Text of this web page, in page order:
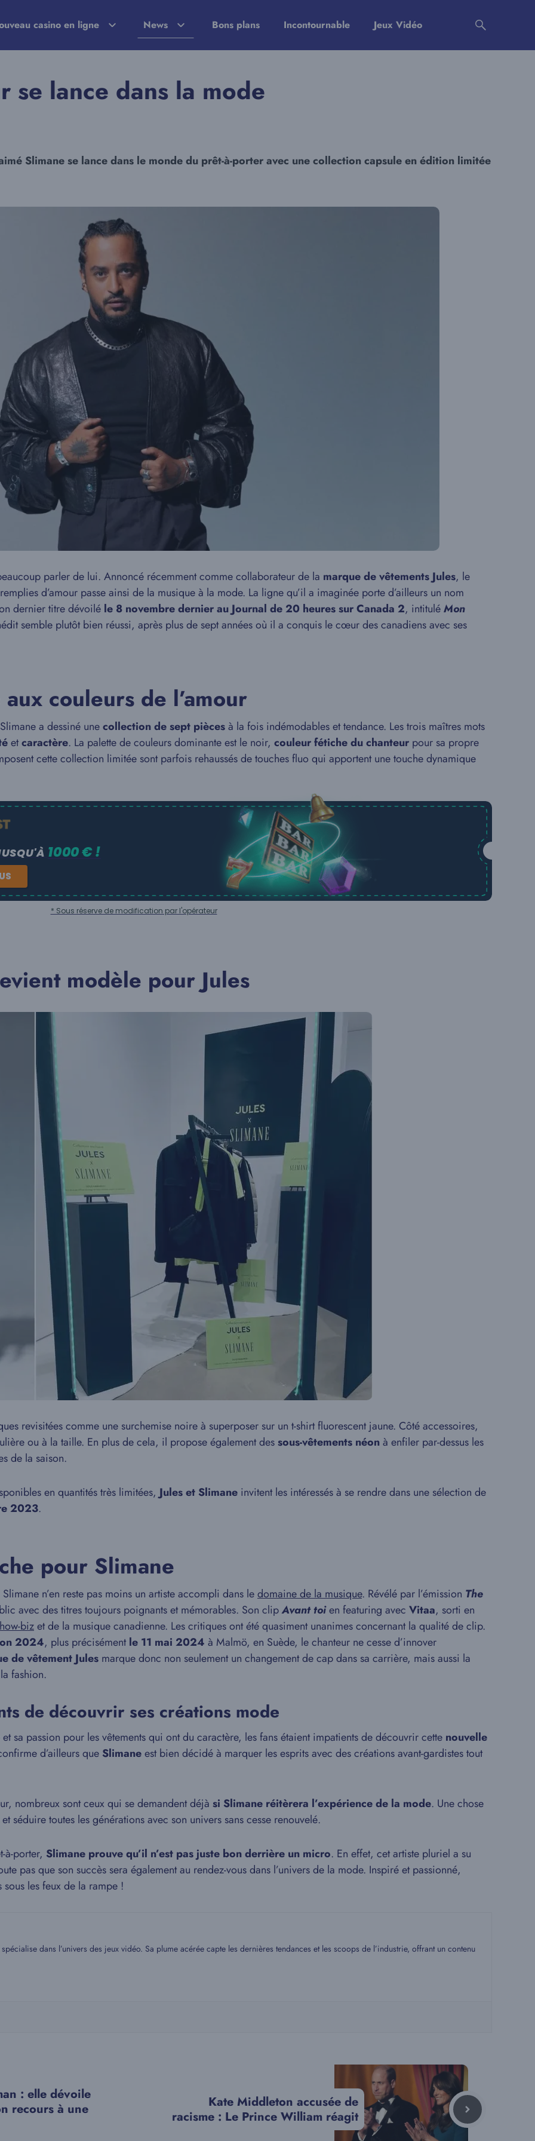
casino en ligne News Bons plans Incontournable Jeux Vidéo
se lance dans la mode
Slimane se lance dans le monde du prêt-à-porter avec une collection capsule en édition limitée
parler de lui. Annoncé récemment comme collaborateur de la marque de vêtements Jules, le
d’amour passe ainsi de la musique à la mode. La ligne qu’il a imaginée porte d’ailleurs un nom
dernier titre dévoilé le 8 novembre dernier au Journal de 20 heures sur Canada 2, intituléMon
semble plutôt bien réussi, après plus de sept années où il a conquis le cœur des canadiens avec ses
couleurs de l’amour
a dessiné unecollection de sept piècesà la fois indémodables et tendance. Les trois maîtres mots
etcaractère. La palette de couleurs dominante est le noir, couleur fétiche du chanteur pour sa propre
cette collection limitée sont parfois rehaussés de touches fluo qui apportent une touche dynamique
1000 € !
* Sous réserve de modification par l'opérateur
modèle pour Jules
revisitées comme une surchemise noire à superposer sur un t-shirt fluorescent jaune. Côté accessoires,
ou à la taille. En plus de cela, il propose également dessous-vêtements néonà enfiler par-dessus les
de la saison.
en quantités très limitées, Jules et Slimane invitent les intéressés à se rendre dans une sélection de
2023.
pour Slimane
n’en reste pas moins un artiste accompli dans ledomaine de la musique. Révélé par l’émission The
avec des titres toujours poignants et mémorables. Son clipAvant toien featuring avec Vitaa, sorti en
bizet de la musique canadienne. Les critiques ont été quasiment unanimes concernant la qualité de clip.
2024, plus précisémentle 11 mai 2024 à Malmö, en Suède, le chanteur ne cesse d’innover
de vêtement Jules marque donc non seulement un changement de cap dans sa carrière, mais aussi la
fashion.
de découvrir ses créations mode
et sa passion pour les vêtements qui ont du caractère, les fans étaient impatients de découvrir cette nouvelle
d’ailleurs que Slimaneest bien décidé à marquer les esprits avec des créations avant-gardistes tout
nombreux sont ceux qui se demandent déjà si Slimane réitèrera l’expérience de la mode. Une chose
séduire toutes les générations avec son univers sans cesse renouvelé.
à-porter, Slimane prouve qu’il n’est pas juste bon derrière un micro. En effet, cet artiste pluriel a su
pas que son succès sera également au rendez-vous dans l’univers de la mode. Inspiré et passionné,
les feux de la rampe !
dans l’univers des jeux vidéo. Sa plume acérée capte les dernières tendances et les scoops de l’industrie, offrant un contenu
: elle dévoile
recours à une
Kate Middleton accusée de
racisme : Le Prince William réagit